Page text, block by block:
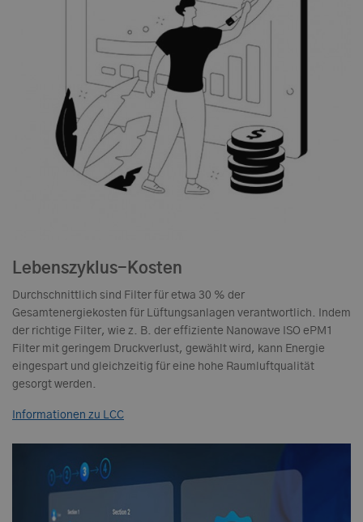
Lebenszyklus-Kosten
Durchschnittlich sind Filter für etwa 30 % der
Gesamtenergiekosten für Lüftungsanlagen verantwortlich. Indem
der richtige Filter, wie z. B. der effiziente Nanowave ISO ePM1
Filter mit geringem Druckverlust, gewählt wird, kann Energie
eingespart und gleichzeitig für eine hohe Raumluftqualität
gesorgt werden.
Informationen zu LCC